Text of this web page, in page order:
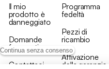
Continua senza consenso
Il mio
prodotto è
danneggiato
Domande
frequenti
Contattaci
Programma
fedeltà
Pezzi di
ricambio
Attivazione
della garanzia